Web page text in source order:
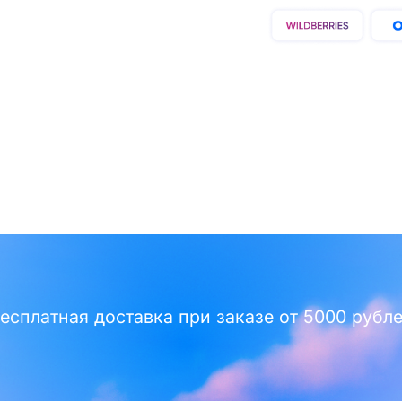
доставка при заказе от 5000